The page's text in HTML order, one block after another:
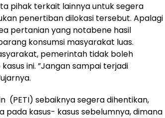
pihak terkait lainnya untuk segera
penertiban dilokasi tersebut. Apalagi
pertanian yang notabene hasil
konsumsi masyarakat luas.
pemerintah tidak boleh
ini. ”Jangan sampai terjadi
(PETI) sebaiknya segera dihentikan,
kasus- kasus sebelumnya, dimana